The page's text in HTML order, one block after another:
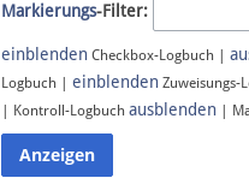
Markierungs-Filter:
einblenden Checkbox-Logbuch |
Logbuch | einblenden Zuweisungs-
| Kontroll-Logbuch ausblenden |